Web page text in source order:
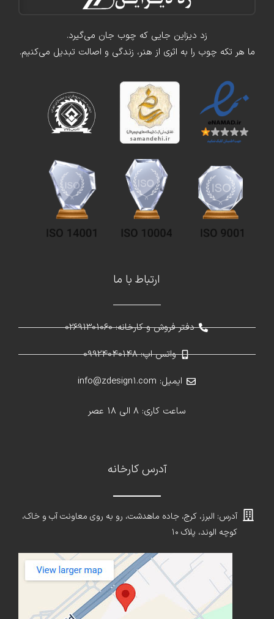
زد دیزاین جایی که چوب جان می‌گیرد.
ما هر تکه چوب را به اثری از هنر، زندگی و اصالت تبدیل می‌کنیم.
ارتباط با ما
دفتر فروش و کارخانه: 02691301060
واتس اپ: 09924040148
ایمیل: info@zdesign1.com
ساعت کاری: 8 الی 18 عصر
آدرس کارخانه
آدرس: البرز، کرج، جاده ماهدشت، رو به روی معاونت آب و خاک،
کوچه الوند، پلاک ۱۰